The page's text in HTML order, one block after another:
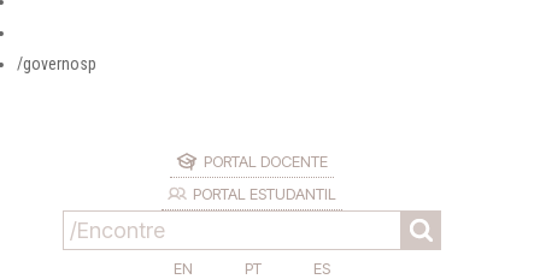
/governosp
PORTAL DOCENTE
PORTAL ESTUDANTIL
EN PT ES